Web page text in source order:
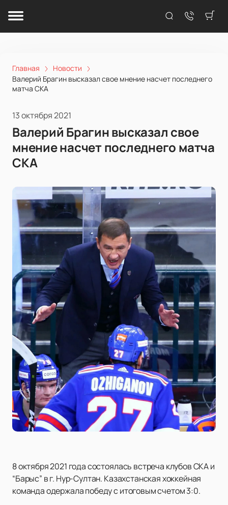
Главная
Новости
Валерий Брагин высказал свое мнение насчет последнего
матча СКА
13 октября 2021
Валерий Брагин высказал свое
мнение насчет последнего матча
СКА
8 октября 2021 года состоялась встреча клубов СКА и
“Барыс” в г. Нур-Султан. Казахстанская хоккейная
команда одержала победу с итоговым счетом 3:0.